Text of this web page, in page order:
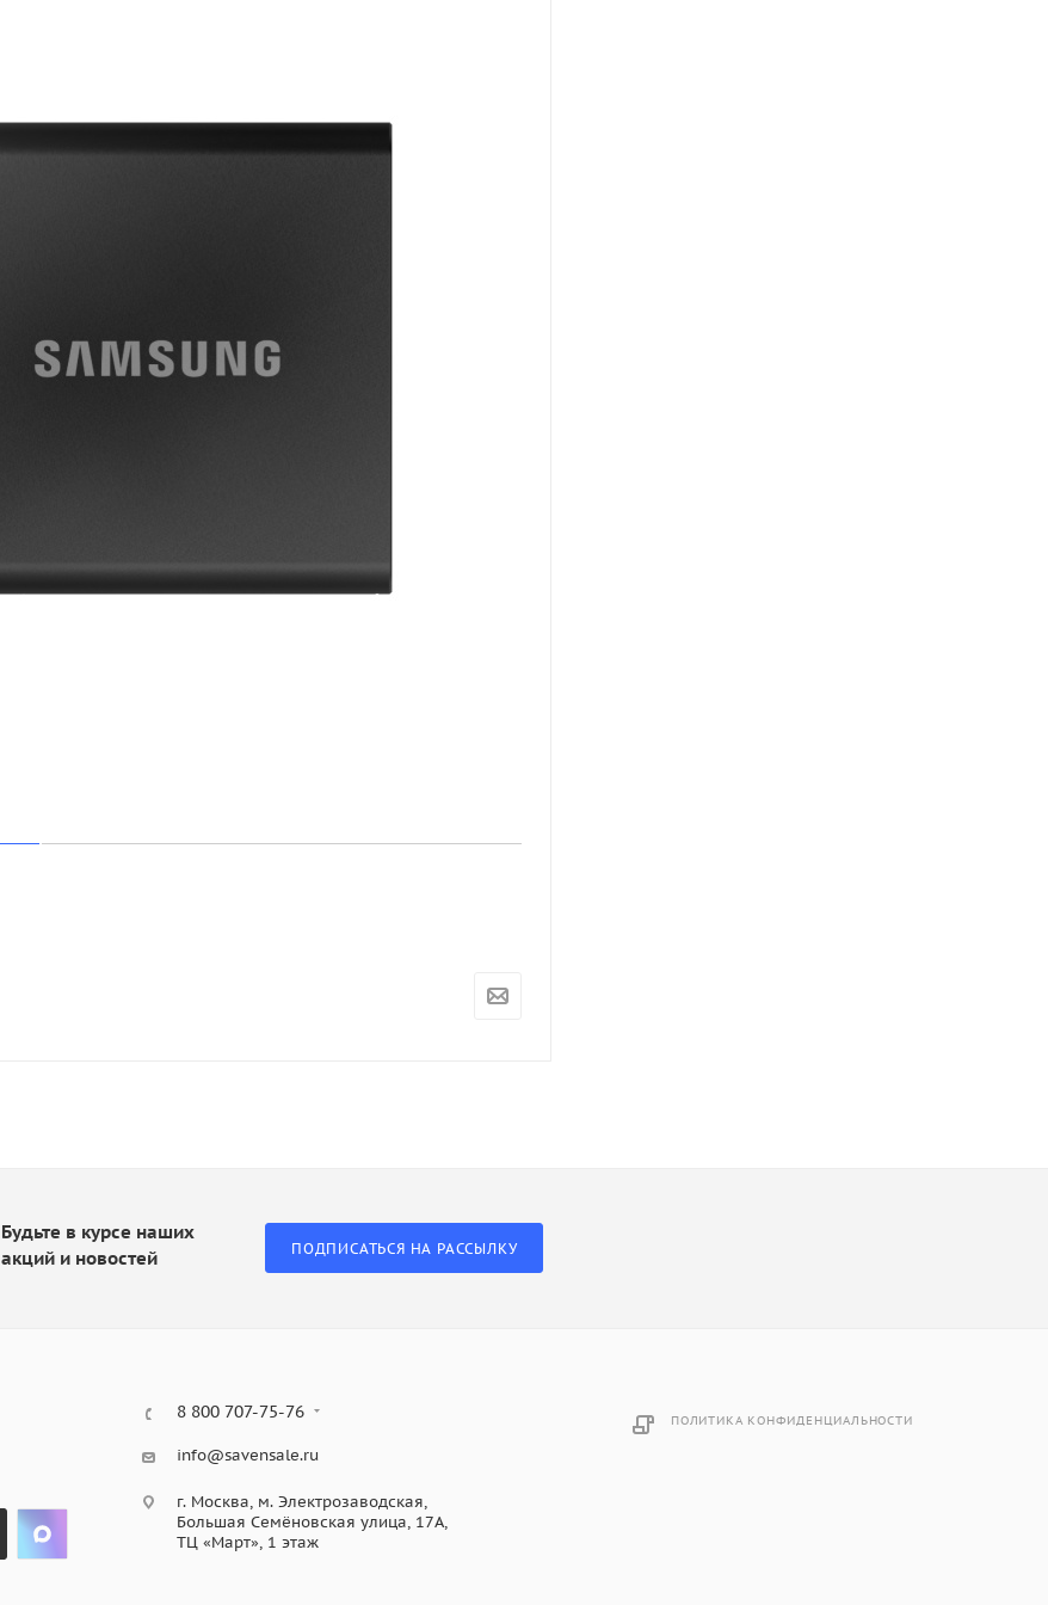
Будьте в курсе наших
акций и новостей
ПОДПИСАТЬСЯ НА РАССЫЛКУ
8 800 707-75-76
info@savensale.ru
г. Москва, м. Электрозаводская,
Большая Семёновская улица, 17А,
ТЦ «Март», 1 этаж
ПОЛИТИКА КОНФИДЕНЦИАЛЬНОСТИ